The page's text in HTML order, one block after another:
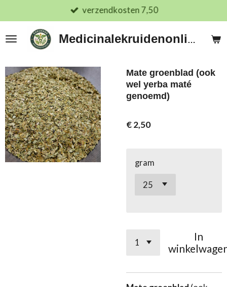
direct
naar
Medicinalekruidenonline.nl
verzendkosten 7,50
Mate groenblad (ook
wel yerba maté
genoemd)
€ 2,50
gram
In